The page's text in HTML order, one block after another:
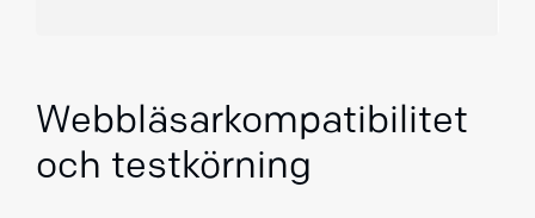
Webbläsarkompatibilitet
och testkörning